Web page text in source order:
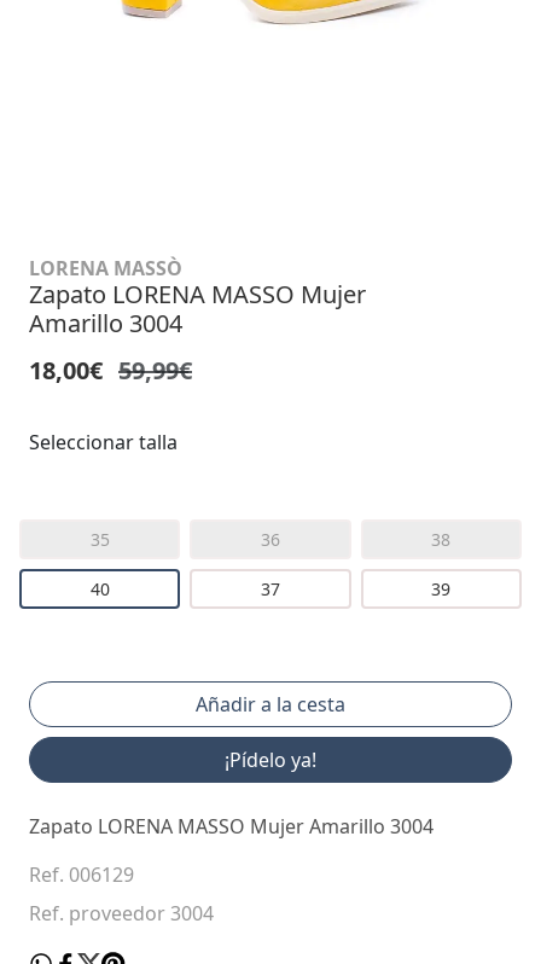
LORENA MASSÒ
Zapato LORENA MASSO Mujer
Amarillo 3004
18,00€ 59,99€
Seleccionar talla
35 36 38
40 37 39
¡Pídelo ya!
Zapato LORENA MASSO Mujer Amarillo 3004
Ref. 006129
Ref. proveedor 3004